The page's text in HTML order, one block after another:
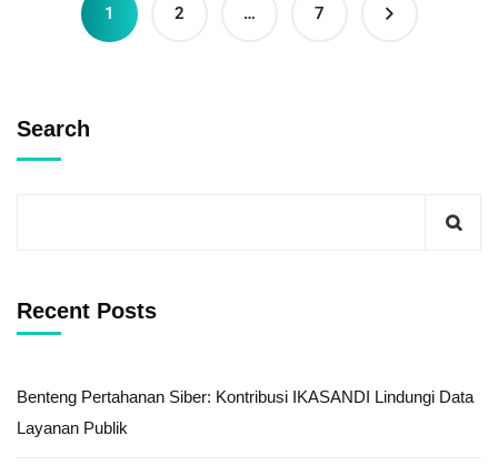
1 2 … 7
Search
Recent Posts
Benteng Pertahanan Siber: Kontribusi IKASANDI Lindungi Data
Layanan Publik